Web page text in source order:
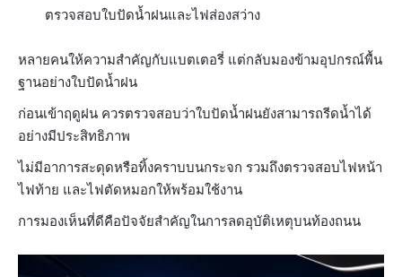
ตรวจสอบใบปัดน้ำฝนและไฟส่องสว่าง
หลายคนให้ความสำคัญกับแบตเตอรี่ แต่กลับมองข้ามอุปกรณ์พื้น
ฐานอย่างใบปัดน้ำฝน
ก่อนเข้าฤดูฝน ควรตรวจสอบว่าใบปัดน้ำฝนยังสามารถรีดน้ำได้
อย่างมีประสิทธิภาพ
ไม่มีอาการสะดุดหรือทิ้งคราบบนกระจก รวมถึงตรวจสอบไฟหน้า
ไฟท้าย และไฟตัดหมอกให้พร้อมใช้งาน
การมองเห็นที่ดีคือปัจจัยสำคัญในการลดอุบัติเหตุบนท้องถนน​